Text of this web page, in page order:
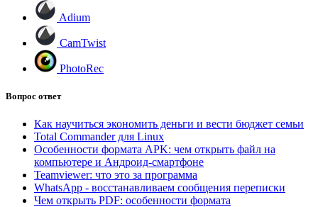
Adium
CamTwist
PhotoRec
Вопрос ответ
Как научиться экономить деньги и вести бюджет семьи
Total Commander для Linux
Особенности формата APK: чем открыть файл на
компьютере и Андроид-смартфоне
Teamviewer: что это за программа
WhatsApp - восстанавливаем сообщения переписки
Чем открыть PDF: особенности формата